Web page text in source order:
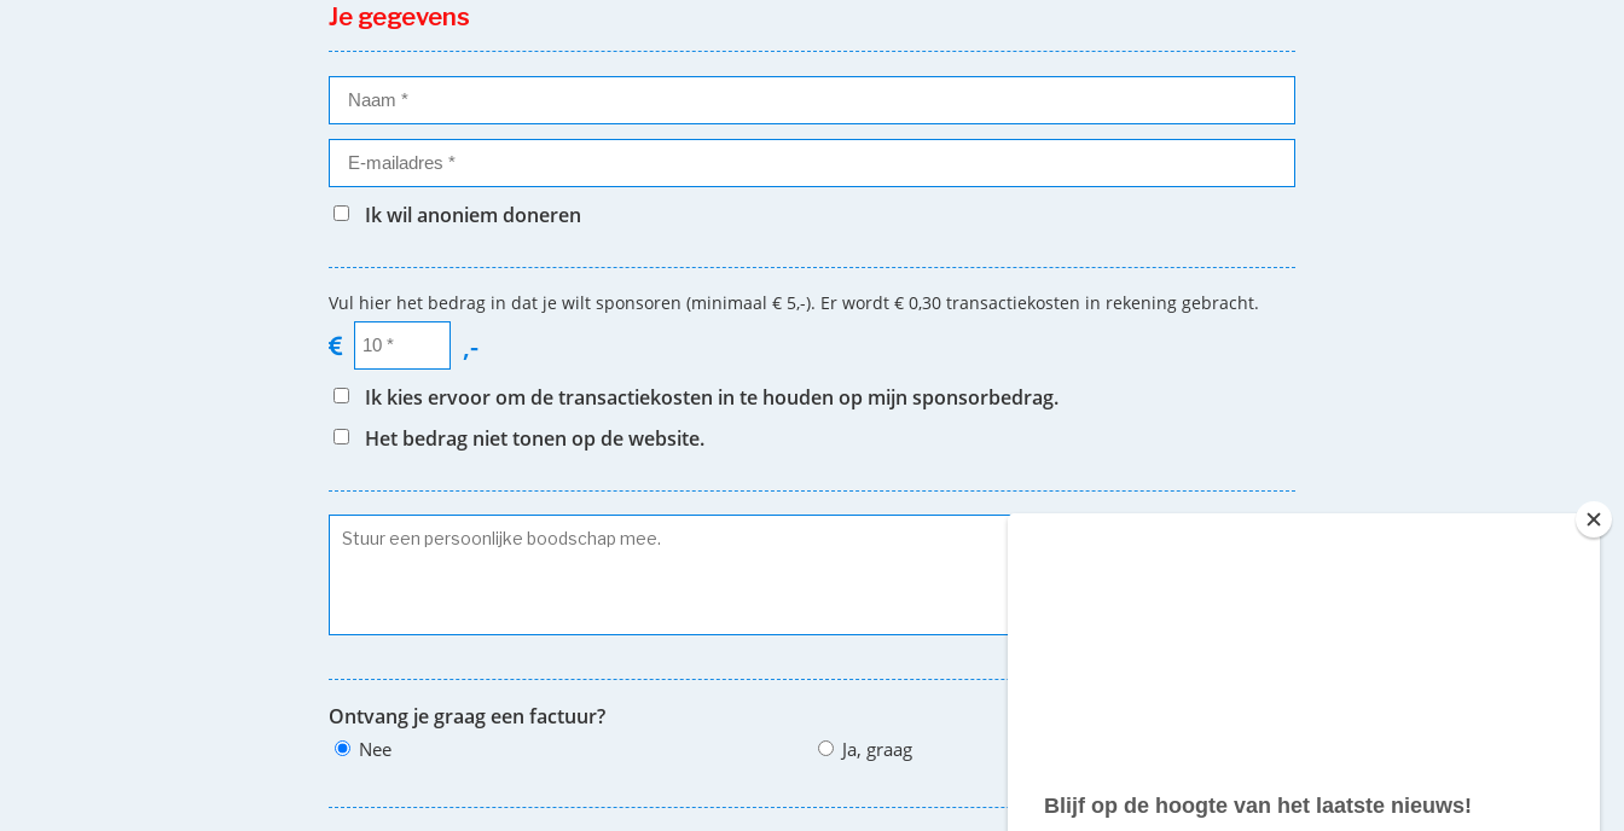
Je gegevens
Ik wil anoniem doneren
Vul hier het bedrag in dat je wilt sponsoren (minimaal € 5,-). Er wordt € 0,30 transactiekosten in rekening gebracht.
,-
Ik kies ervoor om de transactiekosten in te houden op mijn sponsorbedrag.
Het bedrag niet tonen op de website.
Ontvang je graag een factuur?
Nee Ja, graag